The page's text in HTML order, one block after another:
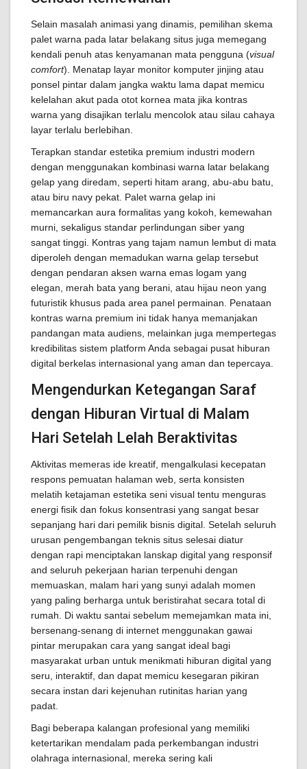
Selain masalah animasi yang dinamis, pemilihan skema
palet warna pada latar belakang situs juga memegang
kendali penuh atas kenyamanan mata pengguna (visual
comfort). Menatap layar monitor komputer jinjing atau
ponsel pintar dalam jangka waktu lama dapat memicu
kelelahan akut pada otot kornea mata jika kontras
warna yang disajikan terlalu mencolok atau silau cahaya
layar terlalu berlebihan.
Terapkan standar estetika premium industri modern
dengan menggunakan kombinasi warna latar belakang
gelap yang diredam, seperti hitam arang, abu-abu batu,
atau biru navy pekat. Palet warna gelap ini
memancarkan aura formalitas yang kokoh, kemewahan
murni, sekaligus standar perlindungan siber yang
sangat tinggi. Kontras yang tajam namun lembut di mata
diperoleh dengan memadukan warna gelap tersebut
dengan pendaran aksen warna emas logam yang
elegan, merah bata yang berani, atau hijau neon yang
futuristik khusus pada area panel permainan. Penataan
kontras warna premium ini tidak hanya memanjakan
pandangan mata audiens, melainkan juga mempertegas
kredibilitas sistem platform Anda sebagai pusat hiburan
digital berkelas internasional yang aman dan tepercaya.
Mengendurkan Ketegangan Saraf
dengan Hiburan Virtual di Malam
Hari Setelah Lelah Beraktivitas
Aktivitas memeras ide kreatif, mengalkulasi kecepatan
respons pemuatan halaman web, serta konsisten
melatih ketajaman estetika seni visual tentu menguras
energi fisik dan fokus konsentrasi yang sangat besar
sepanjang hari dari pemilik bisnis digital. Setelah seluruh
urusan pengembangan teknis situs selesai diatur
dengan rapi menciptakan lanskap digital yang responsif
and seluruh pekerjaan harian terpenuhi dengan
memuaskan, malam hari yang sunyi adalah momen
yang paling berharga untuk beristirahat secara total di
rumah. Di waktu santai sebelum memejamkan mata ini,
bersenang-senang di internet menggunakan gawai
pintar merupakan cara yang sangat ideal bagi
masyarakat urban untuk menikmati hiburan digital yang
seru, interaktif, dan dapat memicu kesegaran pikiran
secara instan dari kejenuhan rutinitas harian yang
padat.
Bagi beberapa kalangan profesional yang memiliki
ketertarikan mendalam pada perkembangan industri
olahraga internasional, mereka sering kali